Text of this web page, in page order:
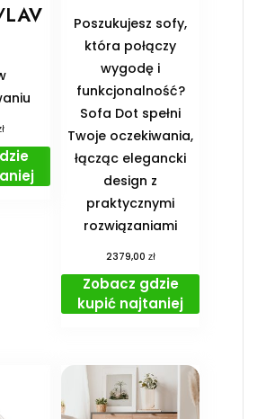
Poszukujesz sofy,
która połączy
wygodę i
funkcjonalność?
Sofa Dot spełni
Twoje oczekiwania,
łącząc elegancki
design z
praktycznymi
rozwiązaniami
2379,00 zł
Zobacz gdzie
kupić najtaniej